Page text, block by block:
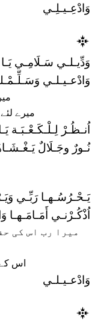
وَادْعِـيـلِـي
وَدِّيـلـي سَـلَامِـي
وَادْعـيـلـي
میرے
اُنـظُـرْ لِـلْـكَـعْـبَـة
نُـورٌ وجَـلَالٌ
يَـحْـرُسُـهـا رَبِّـي
اُذْكُـرْنـي أَمَـامَـهـا
میرا رب اس کی
اس کے
وَادْعـيـلـي